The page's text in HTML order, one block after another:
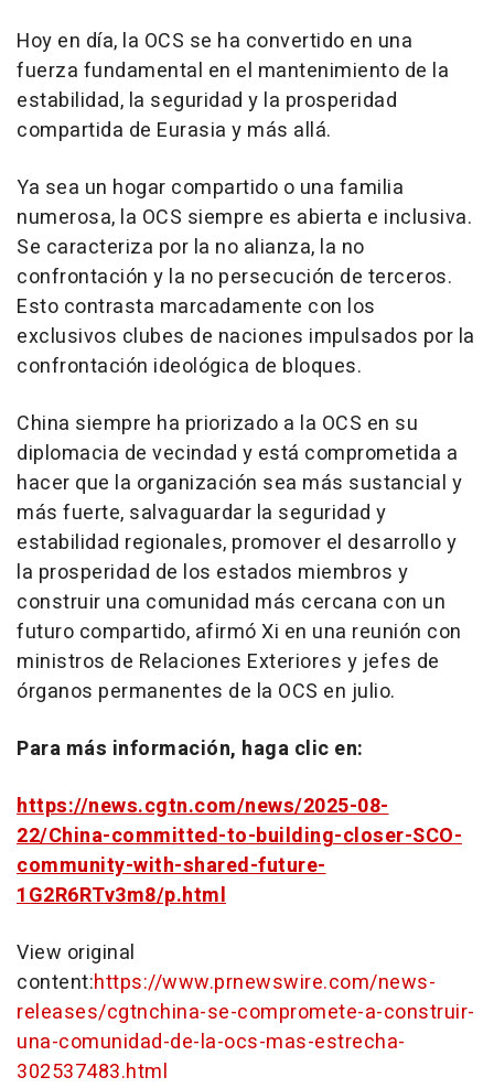
Hoy en día, la OCS se ha convertido en una
fuerza fundamental en el mantenimiento de la
estabilidad, la seguridad y la prosperidad
compartida de Eurasia y más allá.
Ya sea un hogar compartido o una familia
numerosa, la OCS siempre es abierta e inclusiva.
Se caracteriza por la no alianza, la no
confrontación y la no persecución de terceros.
Esto contrasta marcadamente con los
exclusivos clubes de naciones impulsados por la
confrontación ideológica de bloques.
China siempre ha priorizado a la OCS en su
diplomacia de vecindad y está comprometida a
hacer que la organización sea más sustancial y
más fuerte, salvaguardar la seguridad y
estabilidad regionales, promover el desarrollo y
la prosperidad de los estados miembros y
construir una comunidad más cercana con un
futuro compartido, afirmó Xi en una reunión con
ministros de Relaciones Exteriores y jefes de
órganos permanentes de la OCS en julio.
Para más información, haga clic en:
https://news.cgtn.com/news/2025-08-
22/China-committed-to-building-closer-SCO-
community-with-shared-future-
1G2R6RTv3m8/p.html
View original
content:https://www.prnewswire.com/news-
releases/cgtnchina-se-compromete-a-construir-
una-comunidad-de-la-ocs-mas-estrecha-
302537483.html